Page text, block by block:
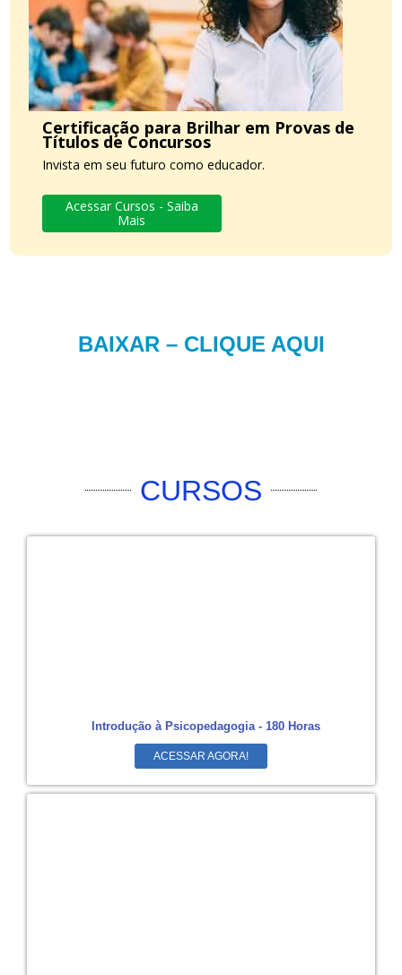
Certificação para Brilhar em Provas de
Títulos de Concursos
Invista em seu futuro como educador.
Acessar Cursos - Saiba
Mais
BAIXAR – CLIQUE AQUI
CURSOS
Introdução à Psicopedagogia - 180 Horas
ACESSAR AGORA!